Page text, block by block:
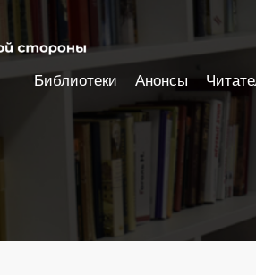
Библиотеки Анонсы
Настройки доступности